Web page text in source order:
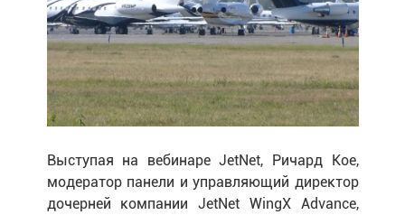
Выступая на вебинаре JetNet, Ричард Кое,
модератор панели и управляющий директор
дочерней компании JetNet WingX Advance,